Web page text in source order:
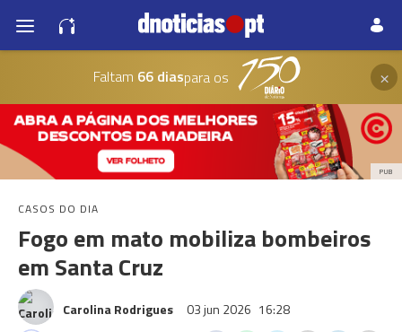
Faltam 66 diaspara os ×
PUB
CASOS DO DIA
Fogo em mato mobiliza bombeiros
em Santa Cruz
Carolina Rodrigues 03 jun 2026 16:28